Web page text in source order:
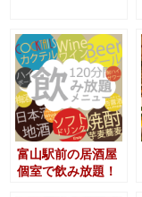
富山駅前の居酒屋
個室で飲み放題！